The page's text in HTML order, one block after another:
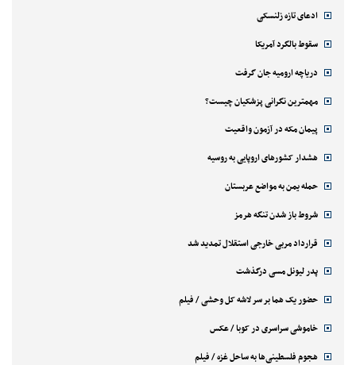
ادعای تازه زلنسکی
سقوط بالگرد آمریکا
دریاچه ارومیه جان گرفت
مهمترین نگرانی پزشکیان چیست؟
پیمان مکه در آزمون واقعیت
هشدار کشورهای اروپایی به روسیه
حمله یمن به مواضع عربستان
شروط باز شدن تنگه هرمز
قرارداد مربی خارجی استقلال تمدید شد
پدر لیونل مسی درگذشت
حضور یک هما بر سر لاشه‌ کل وحشی / فیلم
خاموشی سراسری در کوبا / عکس
هجوم فلسطینی‌ها به ساحل غزه / فیلم